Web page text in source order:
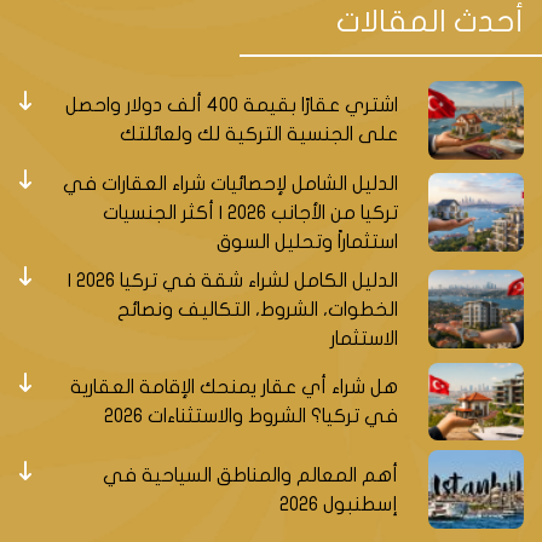
الفلل في مدينة كوجالي
إذا كنت تتطلع إلى العيش في مكان هادئ وجميل على
ساحل البحر الأسود في تركيا، فقد تكون كوجالي هي
الوجهة المثالية بالنسبة لك. تشتهر كوجالي بجمالها
الطبيعي الساحر وتوفر فرصة للعثور على فلل فاخرة على
شاطئ البحر.
الفلل الساحلية: تحف فنية على البحر
الفلل الساحلية في كوجالي تمثل تحفًا معمارية تركية
فريدة من نوعها. تتميز هذه الفلل بالتصاميم الفاخرة
والمساحات الواسعة والمميزات الرفيعة.
المميزات والمرافق
تتميز الفلل الساحلية في كوجالي بمميزات
أحدث المقالات
اشتري عقارًا بقيمة 400 ألف دولار واحصل
على الجنسية التركية لك ولعائلتك
الدليل الشامل لإحصائيات شراء العقارات في
تركيا من الأجانب 2026 | أكثر الجنسيات
استثماراً وتحليل السوق
الخطوات، الشروط، التكاليف ونصائح
الاستثمار
هل شراء أي عقار يمنحك الإقامة العقارية
في تركيا؟ الشروط والاستثناءات 2026
أهم المعالم والمناطق السياحية في
إسطنبول 2026